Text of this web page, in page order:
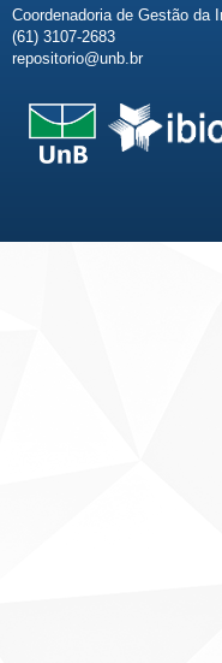
Coordenadoria de Gestão da
(61) 3107-2683
repositorio@unb.br